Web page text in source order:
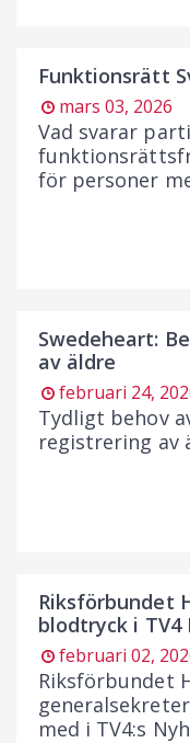
Funktionsrätt
mars 03, 2026
Vad svarar
för personer
Swedeheart:
av äldre
februari 24,
Tydligt behov
registrering av
Riksförbundet
blodtryck i
februari 02,
Riksförbundet
med i TV4:s